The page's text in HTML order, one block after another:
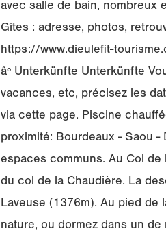
avec salle de bain, nombreux
Gîtes : adresse, photos,
https://www.dieulefit-
âº Unterkünfte Unterkünfte
vacances, etc, précisez les
via cette page. Piscine
proximité: Bourdeaux - Saou
espaces communs. Au Col
du col de la Chaudière. La
Laveuse (1376m). Au pied de
nature, ou dormez dans un